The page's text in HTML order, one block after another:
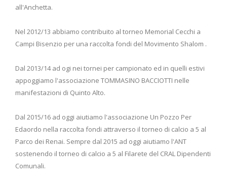
all'Anchetta.
Nel 2012/13 abbiamo contribuito al torneo Memorial Cecchi a
Campi Bisenzio per una raccolta fondi del Movimento Shalom .
Dal 2013/14 ad ogi nei tornei per campionato ed in quelli estivi
appoggiamo l'associazione TOMMASINO BACCIOTTI nelle
manifestazioni di Quinto Alto.
Dal 2015/16 ad oggi aiutiamo l'associazione Un Pozzo Per
Edaordo nella raccolta fondi attraverso il torneo di calcio a 5 al
Parco dei Renai. Sempre dal 2015 ad oggi aiutiamo l'ANT
sostenendo il torneo di calcio a 5 al Filarete del CRAL Dipendenti
Comunali.